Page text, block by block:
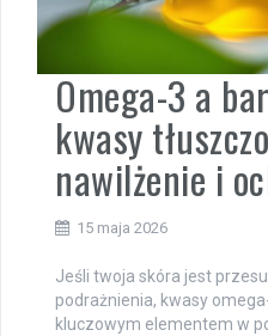
Omega-3 a
kwasy
nawilżenie i
15 maja 2026
Jeśli twoja skóra jest
podrażnienia, kwasy
kluczowym elementem w